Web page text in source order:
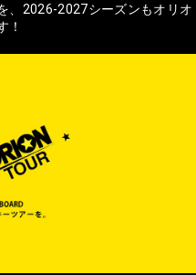
、2026-2027シーズンもオリオ
！